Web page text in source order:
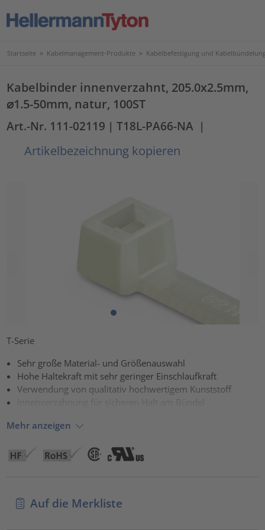
Startseite > Kabelmanagement-Produkte > Kabelbefestigung und
Kabelbinder innenverzahnt, 205.0x2.5mm,
⌀1.5-50mm, natur, 100ST
Art.-Nr. 111-02119 | T18L-PA66-NA |
Artikelbezeichnung kopieren
T-Serie
Sehr große Material- und Größenauswahl
Hohe Haltekraft mit sehr geringer Einschlaufkraft
Verwendung von qualitativ hochwertigem Kunststoff
Innenverzahnung für sicheren Halt am Bündel
Mehr anzeigen
Auf die Merkliste